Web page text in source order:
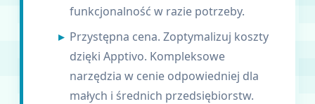
funkcjonalność w razie potrzeby.
Przystępna cena. Zoptymalizuj koszty
dzięki Apptivo. Kompleksowe
narzędzia w cenie odpowiedniej dla
małych i średnich przedsiębiorstw.